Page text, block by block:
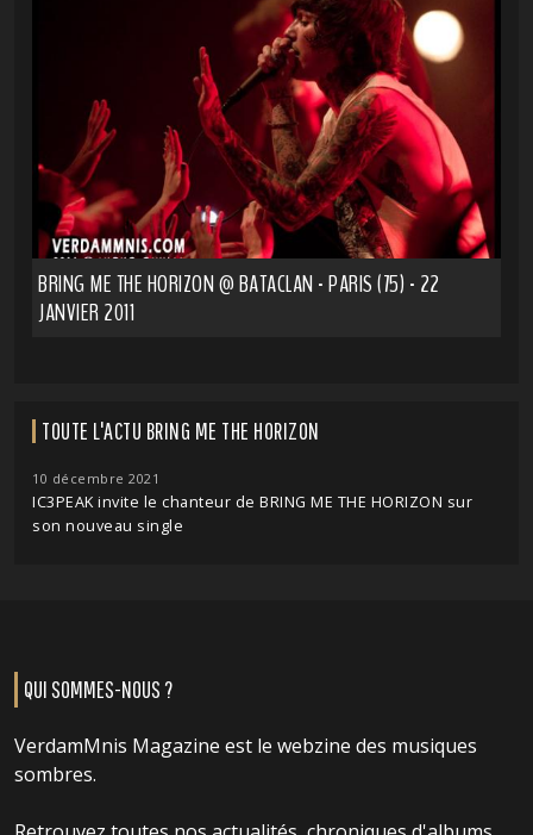
BRING ME THE HORIZON @ BATACLAN - PARIS (75) - 22
JANVIER 2011
TOUTE L'ACTU BRING ME THE HORIZON
10 décembre 2021
IC3PEAK invite le chanteur de BRING ME THE HORIZON sur
son nouveau single
QUI SOMMES-NOUS ?
VerdamMnis Magazine est le webzine des musiques
sombres.